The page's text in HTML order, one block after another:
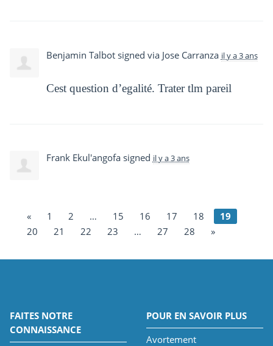
Benjamin Talbotsigned via Jose Carranza il y a 3 ans
Cest question d’egalité. Trater tlm pareil
Frank Ekul'angofasigned il y a 3 ans
« 1 2 … 15 16 17 18
19
20
21 22 23 … 27 28 »
FAITES NOTRE
CONNAISSANCE
POUR EN SAVOIR PLUS
Avortement